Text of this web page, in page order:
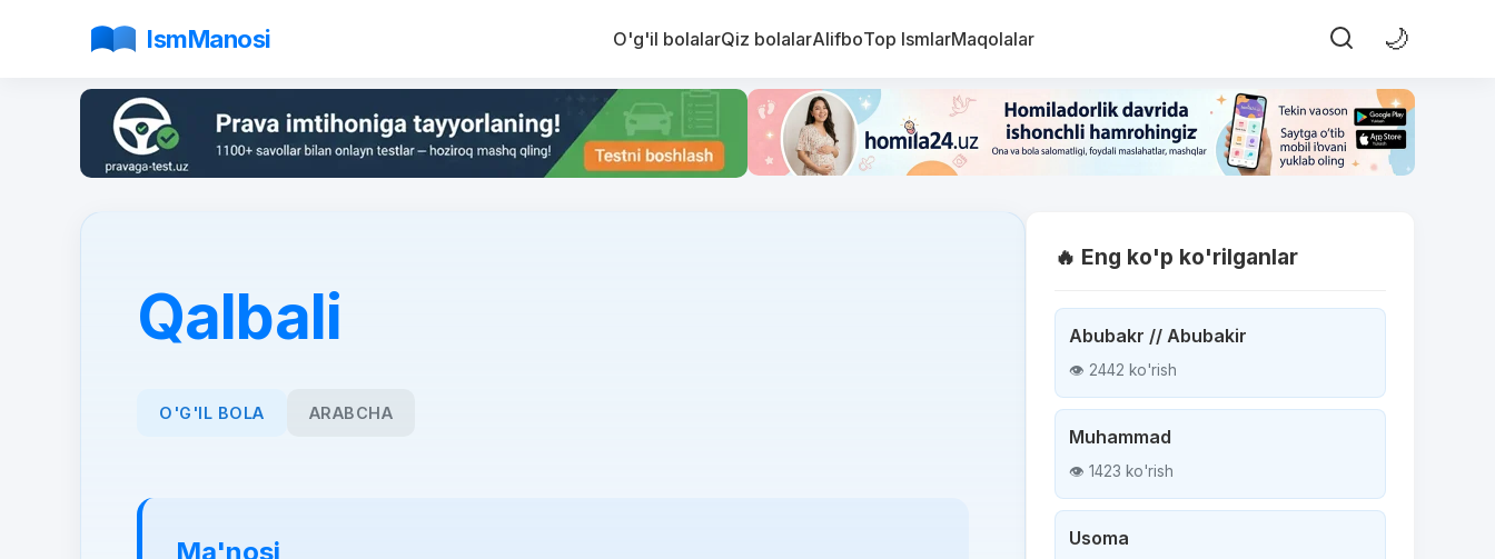
IsmManosi O'g'il bolalarQiz bolalarAlifboTop IsmlarMaqolalar 🌙
Qalbali
O'G'IL BOLA ARABCHA
Ma'nosi
🔥 Eng ko'p ko'rilganlar
Abubakr // Abubakir
👁 2442 ko'rish
Muhammad
👁 1423 ko'rish
Usoma